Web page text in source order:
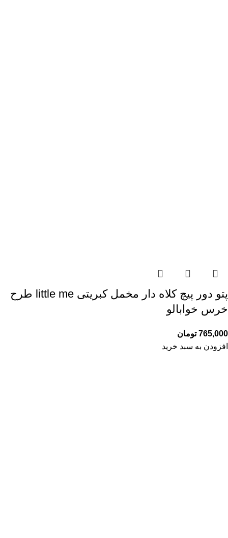
پتو دور پیچ کلاه دار مخمل کبریتی little me طرح
خرس خوابالو
765,000 تومان
افزودن به سبد خرید